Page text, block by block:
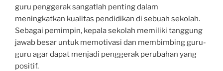
guru penggerak sangatlah penting dalam
meningkatkan kualitas pendidikan di sebuah sekolah.
Sebagai pemimpin, kepala sekolah memiliki tanggung
jawab besar untuk memotivasi dan membimbing guru-
guru agar dapat menjadi penggerak perubahan yang
positif.